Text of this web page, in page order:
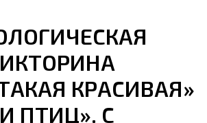
КРАСИВАЯ»
ПТИЦ». С